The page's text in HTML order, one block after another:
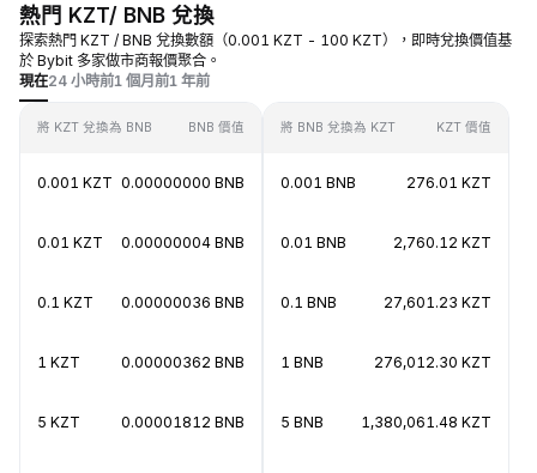
熱門 KZT/ BNB 兌換
探索熱門 KZT / BNB 兌換數額（0.001 KZT - 100 KZT），即時兌換價值基
於 Bybit 多家做市商報價聚合。
現在24 小時前1 個月前1 年前
將 KZT 兌換為 BNB BNB 價值
0.001 KZT 0.00000000 BNB
0.01 KZT 0.00000004 BNB
0.1 KZT 0.00000036 BNB
1 KZT 0.00000362 BNB
5 KZT 0.00001812 BNB
將 BNB 兌換為 KZT KZT 價值
0.001 BNB 276.01 KZT
0.01 BNB 2,760.12 KZT
0.1 BNB 27,601.23 KZT
1 BNB 276,012.30 KZT
5 BNB 1,380,061.48 KZT